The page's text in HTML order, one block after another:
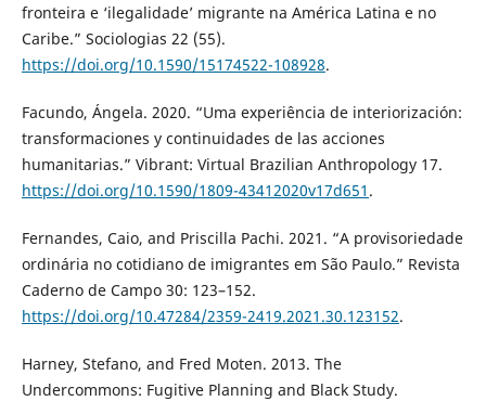
fronteira e ‘ilegalidade’ migrante na América Latina e no
Caribe.” Sociologias 22 (55).
https://doi.org/10.1590/15174522-108928.
Facundo, Ángela. 2020. “Uma experiência de interiorización:
transformaciones y continuidades de las acciones
humanitarias.” Vibrant: Virtual Brazilian Anthropology 17.
https://doi.org/10.1590/1809-43412020v17d651 .
Fernandes, Caio, and Priscilla Pachi. 2021. “A provisoriedade
ordinária no cotidiano de imigrantes em São Paulo.” Revista
Caderno de Campo 30: 123–152.
https://doi.org/10.47284/2359-2419.2021.30.123152.
Harney, Stefano, and Fred Moten. 2013. The
Undercommons: Fugitive Planning and Black Study.